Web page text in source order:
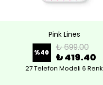
Pink Lines
%40 ₺ 699.00
₺ 419.40
27 Telefon Modeli 6 Renk